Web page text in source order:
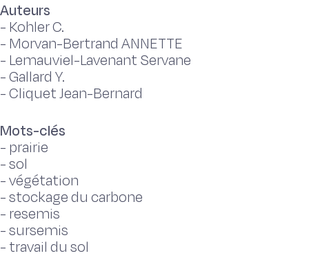
Auteurs
- Kohler C.
- Morvan-Bertrand ANNETTE
- Lemauviel-Lavenant Servane
-Gallard Y.
-Cliquet Jean-Bernard
Mots-clés
- prairie
-sol
-végétation
-stockage du carbone
- resemis
-sursemis
- travail du sol